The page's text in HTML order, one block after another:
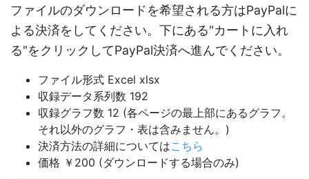
ファイルのダウンロードを希望される方はPayPalに
よる決済をしてください。下にある"カートに入れ
る"をクリックしてPayPal決済へ進んでください。
ファイル形式 Excel xlsx
収録データ系列数 192
収録グラフ数 12 (各ページの最上部にあるグラフ。
それ以外のグラフ・表は含みません。)
決済方法の詳細についてはこちら
価格 ￥200 (ダウンロードする場合のみ)